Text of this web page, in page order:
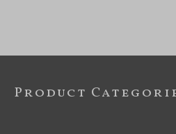
Product